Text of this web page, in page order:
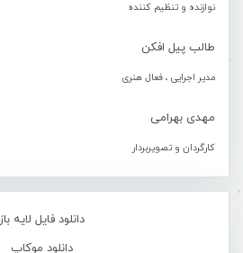
نوازنده و تنظیم کننده
طالب پیل افکن
مدیر اجرایی ، فعال هنری
مهدی بهرامی
کارگردان و تصویربردار
دانلود فایل لایه باز
دانلود موکاپ